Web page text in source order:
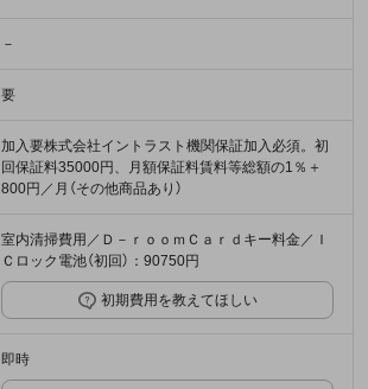
－
要
加入要株式会社イントラスト機関保証加入必須。初
回保証料35000円、月額保証料賃料等総額の1％＋
800円／月（その他商品あり）
室内清掃費用／Ｄ－ｒｏｏｍＣａｒｄキー料金／Ｉ
Ｃロック電池（初回）：90750円
初期費用を教えてほしい
即時